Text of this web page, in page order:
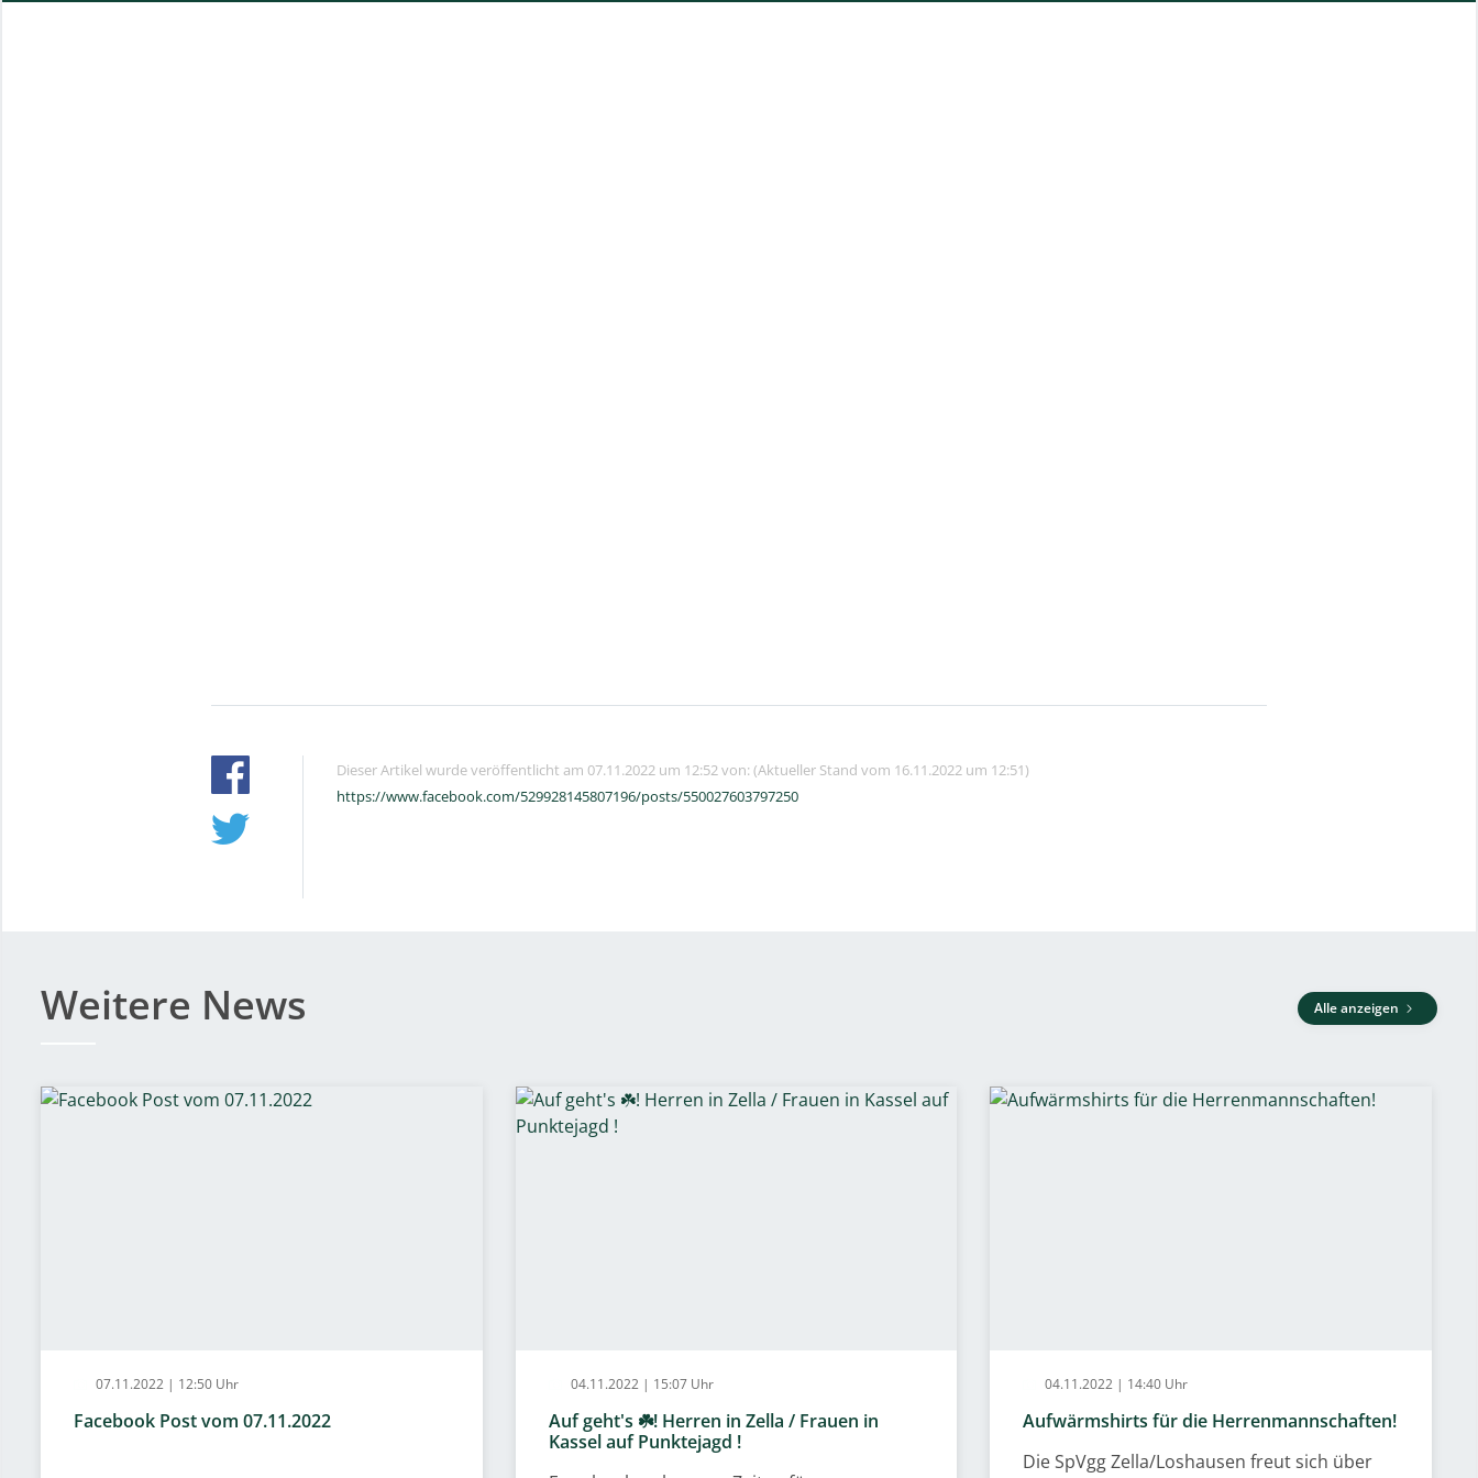
Dieser Artikel wurde veröffentlicht am 07.11.2022 um 12:52 von: (Aktueller Stand vom 16.11.2022 um 12:51)
https://www.facebook.com/529928145807196/posts/550027603797250
Weitere News Alle anzeigen
07.11.2022 | 12:50 Uhr
Facebook Post vom 07.11.2022
04.11.2022 | 15:07 Uhr
Auf geht's ☘️! Herren in Zella / Frauen in
Kassel auf Punktejagd !
04.11.2022 | 14:40 Uhr
Aufwärmshirts für die Herrenmannschaften!
Die SpVgg Zella/Loshausen freut sich über